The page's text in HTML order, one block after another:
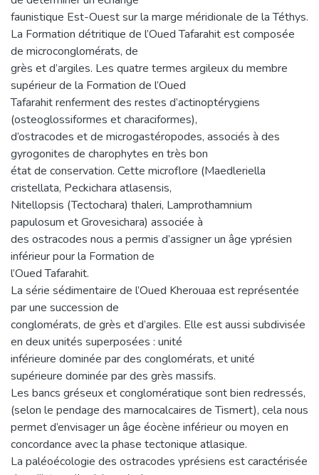
faunistique Est-Ouest sur la marge méridionale de la Téthys.
La Formation détritique de l’Oued Tafarahit est composée
de microconglomérats, de
grès et d’argiles. Les quatre termes argileux du membre
supérieur de la Formation de l’Oued
Tafarahit renferment des restes d’actinoptérygiens
(osteoglossiformes et characiformes),
d’ostracodes et de microgastéropodes, associés à des
gyrogonites de charophytes en très bon
état de conservation. Cette microflore (Maedleriella
cristellata, Peckichara atlasensis,
Nitellopsis (Tectochara) thaleri, Lamprothamnium
papulosum et Grovesichara) associée à
des ostracodes nous a permis d’assigner un âge yprésien
inférieur pour la Formation de
l’Oued Tafarahit.
La série sédimentaire de l’Oued Kherouaa est représentée
par une succession de
conglomérats, de grès et d’argiles. Elle est aussi subdivisée
en deux unités superposées : unité
inférieure dominée par des conglomérats, et unité
supérieure dominée par des grès massifs.
Les bancs gréseux et conglomératique sont bien redressés,
(selon le pendage des marnocalcaires de Tismert), cela nous
permet d’envisager un âge éocène inférieur ou moyen en
concordance avec la phase tectonique atlasique.
La paléoécologie des ostracodes yprésiens est caractérisée